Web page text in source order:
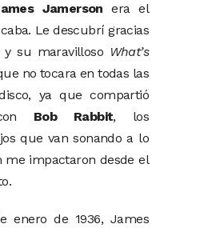
Jamerson era el
Le descubrí gracias
y su maravilloso What’s
no tocara en todas las
ya que compartió
Bob Rabbit, los
que van sonando a lo
me impactaron desde el
enero de 1936, James